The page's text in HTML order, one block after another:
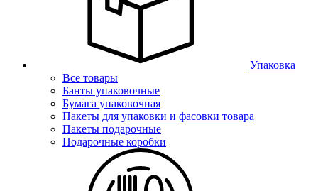
Упаковка
Все товары
Банты упаковочные
Бумага упаковочная
Пакеты для упаковки и фасовки товара
Пакеты подарочные
Подарочные коробки